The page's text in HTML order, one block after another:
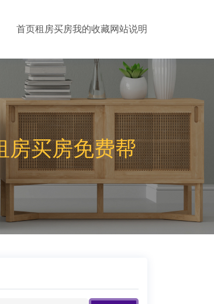
首页租房买房我的收藏网站说明
房买房免费帮